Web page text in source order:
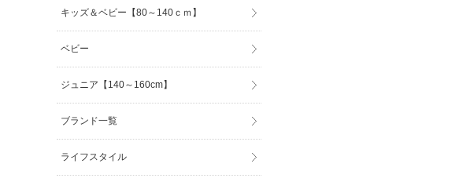
キッズ＆ベビー【80～140ｃｍ】
ベビー
ジュニア【140～160cm】
ブランド一覧
ライフスタイル